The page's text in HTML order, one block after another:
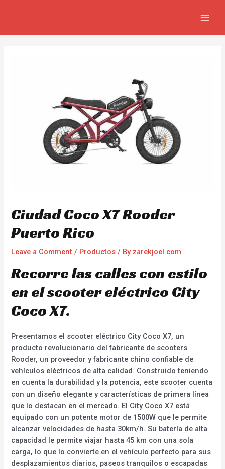
Ciudad Coco X7 Rooder
Puerto Rico
Leave a Comment / Productos / By zarekjoel.com
Recorre las calles con estilo
en el scooter eléctrico City
Coco X7.
Presentamos el scooter eléctrico City Coco X7, un
producto revolucionario del fabricante de scooters
Rooder, un proveedor y fabricante chino confiable de
vehículos eléctricos de alta calidad. Construido teniendo
en cuenta la durabilidad y la potencia, este scooter cuenta
con un diseño elegante y características de primera línea
que lo destacan en el mercado. El City Coco X7 está
equipado con un potente motor de 1500W que le permite
alcanzar velocidades de hasta 30km/h. Su batería de alta
capacidad le permite viajar hasta 45 km con una sola
carga, lo que lo convierte en el vehículo perfecto para sus
desplazamientos diarios, paseos tranquilos o escapadas